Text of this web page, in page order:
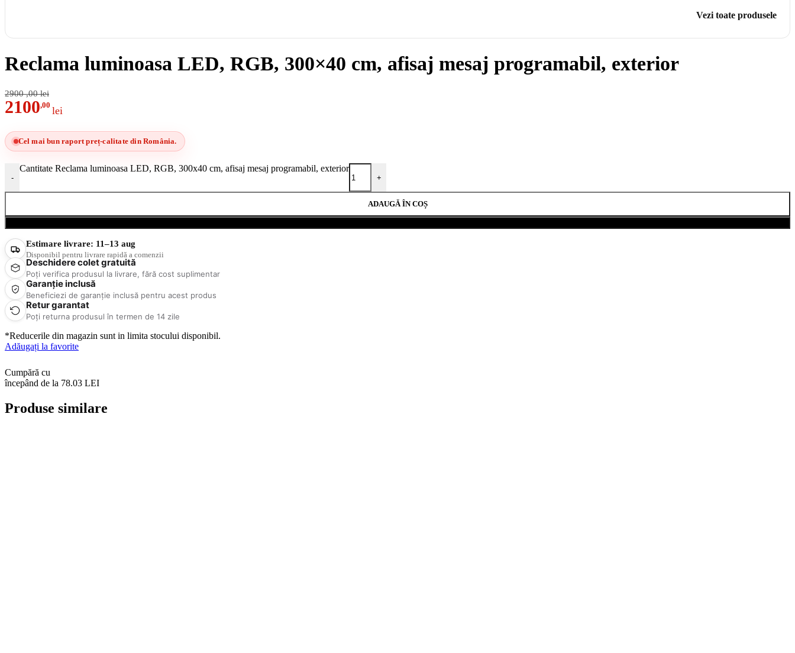
Vezi toate produsele
Reclama luminoasa LED, RGB, 300×40 cm, afisaj mesaj programabil, exterior
2900 ,00 lei
2100,00 lei
Cel mai bun raport preț-calitate din România.
-
Cantitate Reclama luminoasa LED, RGB, 300x40 cm, afisaj mesaj programabil, exterior
+
ADAUGĂ ÎN COȘ
Estimare livrare: 11–13 aug
Disponibil pentru livrare rapidă a comenzii
Deschidere colet gratuită
Poți verifica produsul la livrare, fără cost suplimentar
Garanție inclusă
Beneficiezi de garanție inclusă pentru acest produs
Retur garantat
Poți returna produsul în termen de 14 zile
*Reducerile din magazin sunt in limita stocului disponibil.
Adăugați la favorite
Cumpără cu
începând de la 78.03 LEI
Produse similare